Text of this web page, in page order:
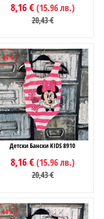
8,16 € (15.96 лв.)
20,43 €
-60%
Детски Бански KIDS 8910
8,16 € (15.96 лв.)
20,43 €
-60%